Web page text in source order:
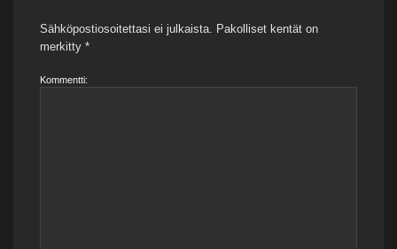
Sähköpostiosoitettasi ei julkaista. Pakolliset kentät on
merkitty *
Kommentti: